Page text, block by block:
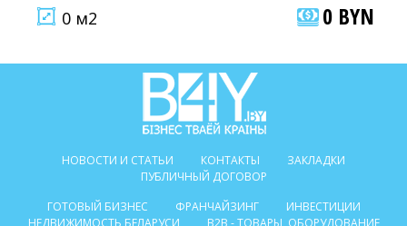
0 м2
0 BYN
НОВОСТИ И СТАТЬИ КОНТАКТЫ
ЗАКЛАДКИ
ПУБЛИЧНЫЙ ДОГОВОР
ГОТОВЫЙ БИЗНЕС
ФРАНЧАЙЗИНГ
ИНВЕСТИЦИИ
НЕДВИЖИМОСТЬ БЕЛАРУСИ
B2B - ТОВАРЫ, ОБОРУДОВАНИЕ